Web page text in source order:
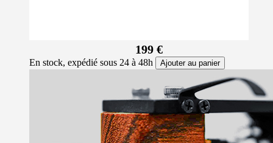
199 €
En stock, expédié sous 24 à 48h Ajouter au panier